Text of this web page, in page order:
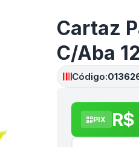
Cartaz
C/Aba
Código:
PIX R$